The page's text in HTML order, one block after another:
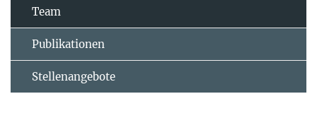
Team
Publikationen
Stellenangebote